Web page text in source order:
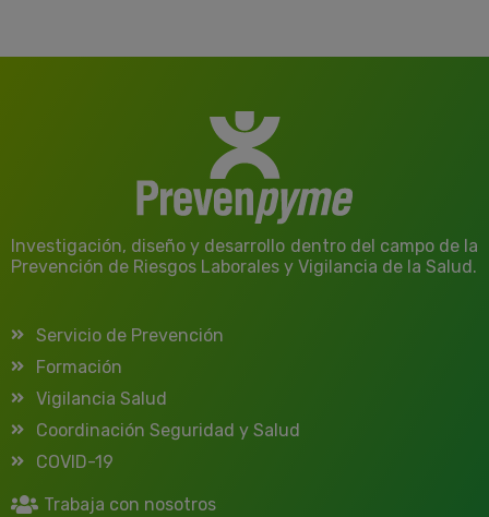
Investigación, diseño y desarrollo dentro del campo de la
Prevención de Riesgos Laborales y Vigilancia de la Salud.
Servicio de Prevención
Formación
Vigilancia Salud
Coordinación Seguridad y Salud
COVID-19
Trabaja con nosotros